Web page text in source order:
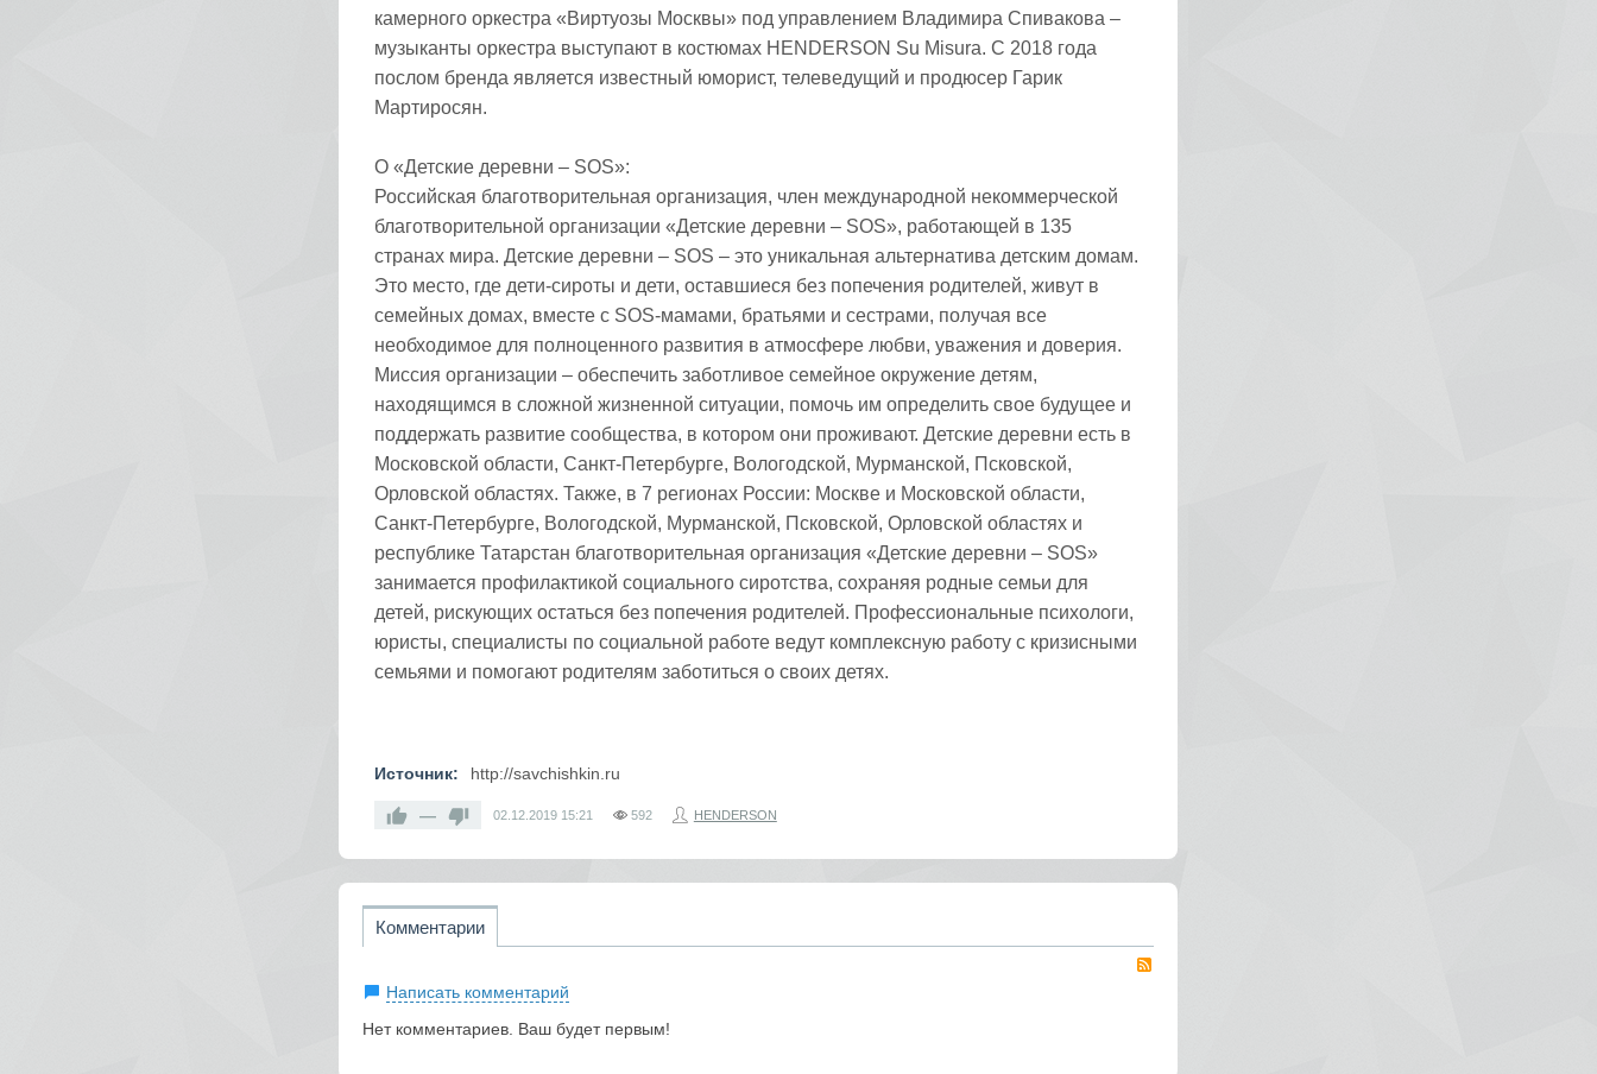
камерного оркестра «Виртуозы Москвы» под управлением Владимира Спивакова –
музыканты оркестра выступают в костюмах HENDERSON Su Misura. С 2018 года
послом бренда является известный юморист, телеведущий и продюсер Гарик
Мартиросян.
О «Детские деревни – SOS»:
Российская благотворительная организация, член международной некоммерческой
благотворительной организации «Детские деревни – SOS», работающей в 135
странах мира. Детские деревни – SOS – это уникальная альтернатива детским домам.
Это место, где дети-сироты и дети, оставшиеся без попечения родителей, живут в
семейных домах, вместе с SOS-мамами, братьями и сестрами, получая все
необходимое для полноценного развития в атмосфере любви, уважения и доверия.
Миссия организации – обеспечить заботливое семейное окружение детям,
находящимся в сложной жизненной ситуации, помочь им определить свое будущее и
поддержать развитие сообщества, в котором они проживают. Детские деревни есть в
Московской области, Санкт-Петербурге, Вологодской, Мурманской, Псковской,
Орловской областях. Также, в 7 регионах России: Москве и Московской области,
Санкт-Петербурге, Вологодской, Мурманской, Псковской, Орловской областях и
республике Татарстан благотворительная организация «Детские деревни – SOS»
занимается профилактикой социального сиротства, сохраняя родные семьи для
детей, рискующих остаться без попечения родителей. Профессиональные психологи,
юристы, специалисты по социальной работе ведут комплексную работу с кризисными
семьями и помогают родителям заботиться о своих детях.
Источник: http://savchishkin.ru
— 02.12.2019 15:21 592 HENDERSON
Комментарии
Написать комментарий
Нет комментариев. Ваш будет первым!